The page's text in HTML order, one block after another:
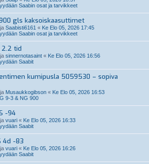
Saabin osat ja tarvikkeet
gls kaksoiskaasuttimet
Saabisti6161 « Ke Elo 05, 2026 17:45
Saabin osat ja tarvikkeet
2.2 tid
sinnernotasaint « Ke Elo 05, 2026 16:56
Saabit
kumipusla 5059530 – sopiva
Musaukkogibson « Ke Elo 05, 2026 16:53
9-3 & NG 900
-94
vuari « Ke Elo 05, 2026 16:33
Saabit
4d -83
vuari « Ke Elo 05, 2026 16:26
Saabit